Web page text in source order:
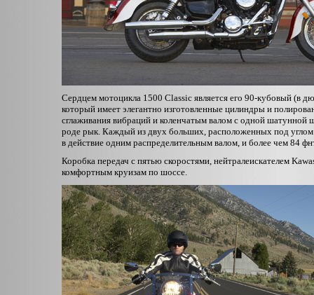
Сердцем мотоцикла 1500 Classic является его 90-кубовый (в
который имеет элегантно изготовленные цилиндры и
сглаживания вибраций и коленчатым валом с одной
роде рык. Каждый из двух больших, расположенных под
в действие одним распределительным валом, и более чем 84
Коробка передач с пятью скоростями, нейтралеискателем
комфортным круизам по шоссе.